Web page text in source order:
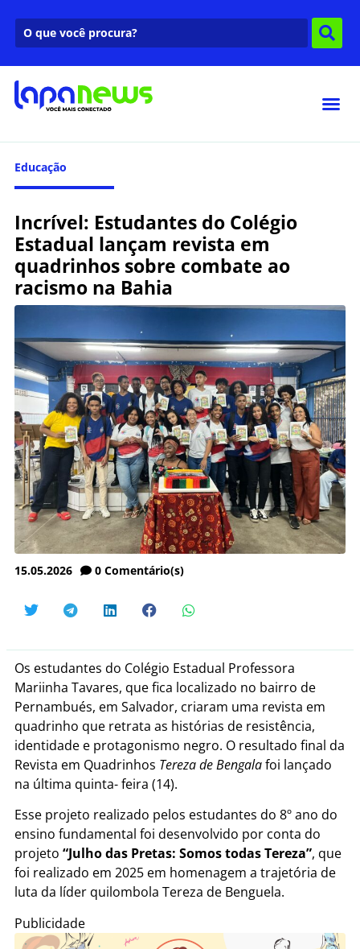
Educação
Incrível: Estudantes do Colégio
Estadual lançam revista em
quadrinhos sobre combate ao
racismo na Bahia
15.05.2026 0 Comentário(s)
Os estudantes do Colégio Estadual Professora
Mariinha Tavares, que fica localizado no bairro de
Pernambués, em Salvador, criaram uma revista em
quadrinho que retrata as histórias de resistência,
identidade e protagonismo negro. O resultado final da
Revista em Quadrinhos Tereza de Bengalafoi lançado
na última quinta- feira (14).
Esse projeto realizado pelos estudantes do 8º ano do
ensino fundamental foi desenvolvido por conta do
projeto “Julho das Pretas: Somos todas Tereza”, que
foi realizado em 2025 em homenagem a trajetória de
luta da líder quilombola Tereza de Benguela.
Publicidade